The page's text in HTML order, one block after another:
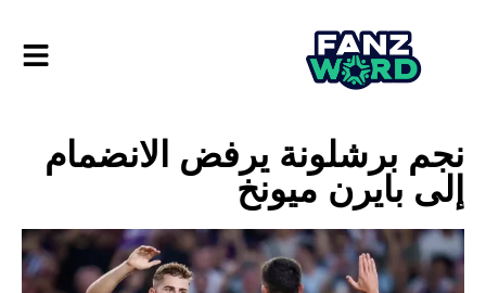
نجم برشلونة يرفض الانضمام
إلى بايرن ميونخ